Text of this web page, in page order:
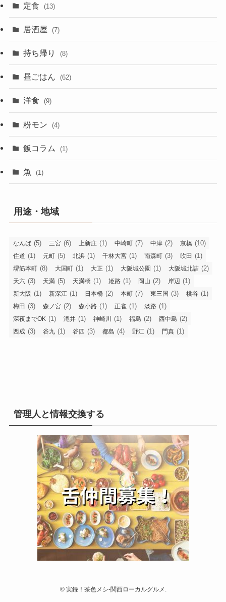
定食 (13)
居酒屋 (7)
持ち帰り (8)
昼ごはん (62)
洋食 (9)
粉モン (4)
飯コラム (1)
魚 (1)
用途・地域
なんば (5) 三宮 (6) 上新庄 (1) 中崎町 (7) 中津 (2) 京橋 (10)
住道 (1) 元町 (5) 北浜 (1) 千林大宮 (1) 南森町 (3) 吹田 (1)
堺筋本町 (8) 大国町 (1) 大正 (1) 大阪城公園 (1) 大阪城北詰 (2)
天六 (3) 天満 (5) 天満橋 (1) 姫路 (1) 岡山 (2) 岸辺 (1)
新大阪 (1) 新深江 (1) 日本橋 (2) 本町 (7) 東三国 (3) 桃谷 (1)
梅田 (3) 森ノ宮 (2) 森小路 (1) 正雀 (1) 淡路 (1)
深夜までOK (1) 滝井 (1) 神崎川 (1) 福島 (2) 西中島 (2)
西成 (3) 谷九 (1) 谷四 (3) 都島 (4) 野江 (1) 門真 (1)
管理人と情報交換する
©実録！茶色メシ-関西ローカルグルメ.